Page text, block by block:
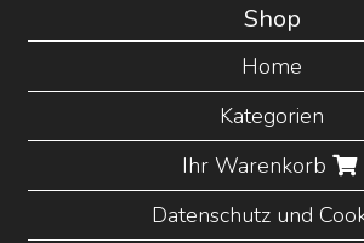
Shop
Home
Kategorien
Ihr Warenkorb
Datenschutz und